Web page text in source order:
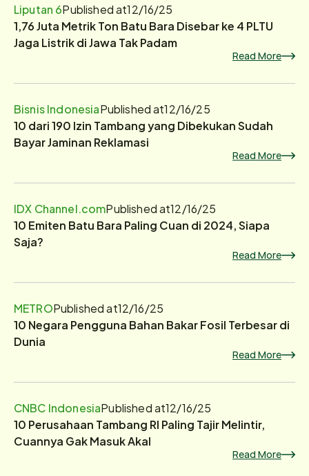
Liputan 6Published at12/16/25
1,76 Juta Metrik Ton Batu Bara Disebar ke 4 PLTU
Jaga Listrik di Jawa Tak Padam
Read More
Bisnis IndonesiaPublished at12/16/25
10 dari 190 Izin Tambang yang Dibekukan Sudah
Bayar Jaminan Reklamasi
Read More
IDX Channel.comPublished at12/16/25
10 Emiten Batu Bara Paling Cuan di 2024, Siapa
Saja?
Read More
METROPublished at12/16/25
10 Negara Pengguna Bahan Bakar Fosil Terbesar di
Dunia
Read More
CNBC IndonesiaPublished at12/16/25
10 Perusahaan Tambang RI Paling Tajir Melintir,
Cuannya Gak Masuk Akal
Read More